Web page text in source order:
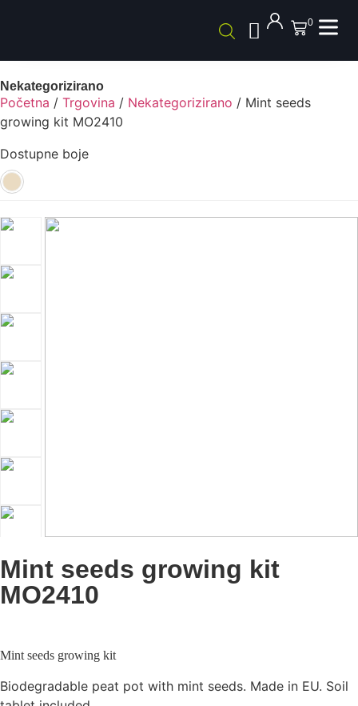
0
Nekategorizirano
Početna / Trgovina / Nekategorizirano / Mint seeds
growing kit MO2410
Dostupne boje
Mint seeds growing kit
MO2410
Mint seeds growing kit
Biodegradable peat pot with mint seeds. Made in EU. Soil